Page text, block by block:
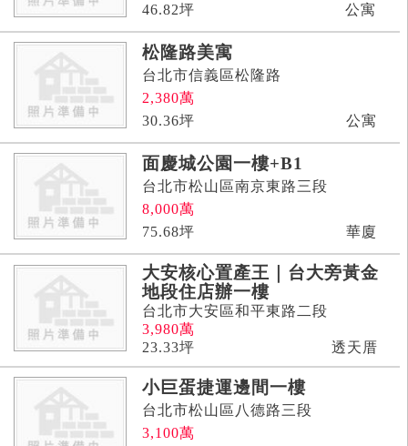
46.82坪 公寓
松隆路美寓
台北市信義區松隆路
2,380萬
30.36坪 公寓
面慶城公園一樓+B1
台北市松山區南京東路三段
8,000萬
75.68坪 華廈
大安核心置產王｜台大旁黃金
地段住店辦一樓
台北市大安區和平東路二段
3,980萬
23.33坪 透天厝
小巨蛋捷運邊間一樓
台北市松山區八德路三段
3,100萬